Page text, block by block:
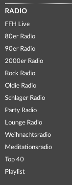
RADIO
FFH Live
80er Radio
90er Radio
2000er Radio
Rock Radio
Oldie Radio
Schlager Radio
Party Radio
Lounge Radio
Weihnachtsradio
Meditationsradio
Top 40
Playlist